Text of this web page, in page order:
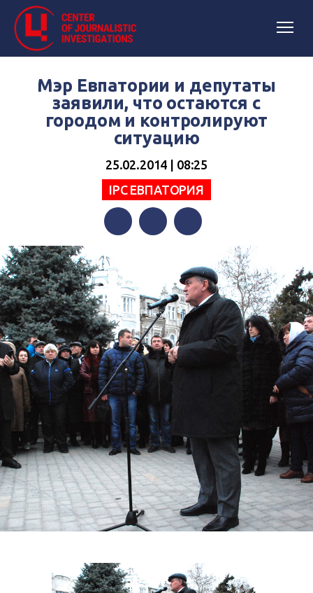
Мэр Евпатории и депутаты
заявили, что остаются с
городом и контролируют
ситуацию
25.02.2014 | 08:25
IPC ЕВПАТОРИЯ